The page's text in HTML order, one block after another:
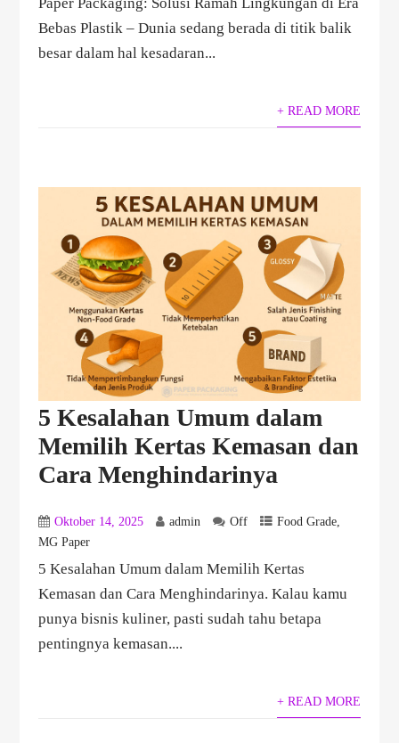
Bebas Plastik – Dunia sedang berada di titik balik
besar dalam hal kesadaran...
+ READ MORE
5 Kesalahan Umum dalam
Memilih Kertas Kemasan dan
Cara Menghindarinya
Oktober 14, 2025 admin Off Food Grade,
MG Paper
5 Kesalahan Umum dalam Memilih Kertas
Kemasan dan Cara Menghindarinya. Kalau kamu
punya bisnis kuliner, pasti sudah tahu betapa
pentingnya kemasan....
+ READ MORE